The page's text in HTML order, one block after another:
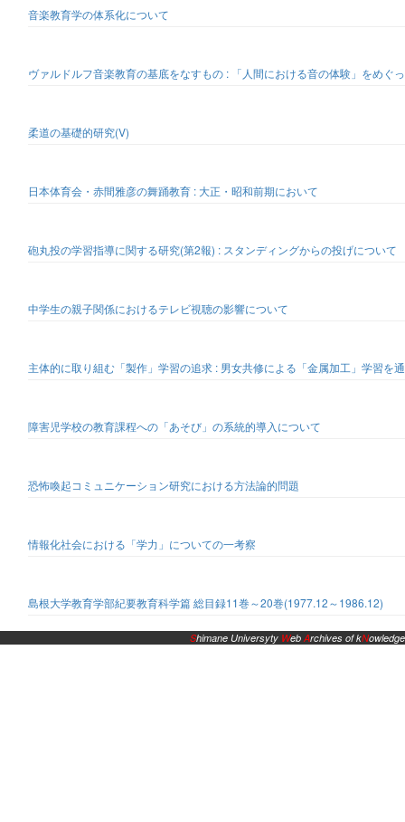
音楽教育学の体系化について
ヴァルドルフ音楽教育の基底をなすもの : 「人間における音の体験」をめぐ
柔道の基礎的研究(V)
日本体育会・赤間雅彦の舞踊教育 : 大正・昭和前期において
砲丸投の学習指導に関する研究(第2報) : スタンディングからの投げについて
中学生の親子関係におけるテレビ視聴の影響について
主体的に取り組む「製作」学習の追求 : 男女共修による「金属加工」学習を
障害児学校の教育課程への「あそび」の系統的導入について
恐怖喚起コミュニケーション研究における方法論的問題
情報化社会における「学力」についての一考察
島根大学教育学部紀要教育科学篇 総目録11巻～20巻(1977.12～1986.12)
Shimane Universyty WebArchives of kNowledge